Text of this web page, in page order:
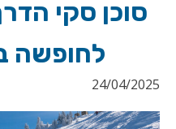
סוכן סקי
לחופשה
24/04/2025